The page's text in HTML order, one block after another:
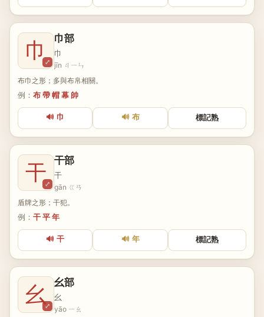
巾⤢
巾部
巾
jīn ㄐㄧㄣ
布巾之形；多與布帛相關。
例： 布 帶 帽 幕 帥
🔊 巾 🔊 布 標記熟
干⤢
干部
干
gān ㄍㄢ
盾牌之形；干犯。
例： 干 平 年
🔊 干 🔊 年 標記熟
幺⤢
幺部
幺
yāo ㄧㄠ